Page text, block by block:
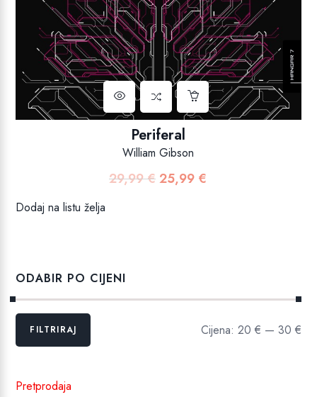
Periferal
William Gibson
29,99€ Izvorna
25,99 €
Dodaj na listu želja
ODABIR PO CIJENI
Min
MaksFILTRIRAJ Cijena: 20 € — 30 €
Pretprodaja